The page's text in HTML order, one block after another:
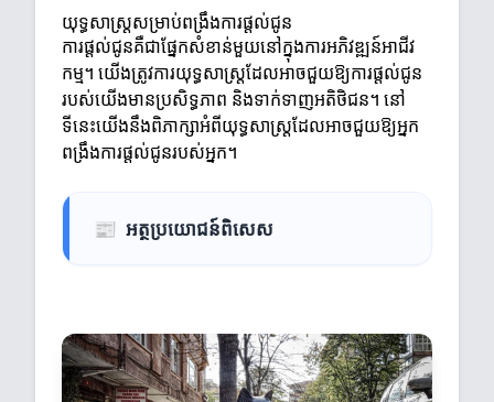
យុទ្ធសាស្ត្រសម្រាប់ពង្រឹងការផ្តល់ជូន
ការផ្តល់ជូនគឺជាផ្នែកសំខាន់មួយនៅក្នុងការអភិវឌ្ឍន៍អាជីវ
កម្ម។ យើងត្រូវការយុទ្ធសាស្ត្រដែលអាចជួយឱ្យការផ្តល់ជូន
របស់យើងមានប្រសិទ្ធភាព និងទាក់ទាញអតិថិជន។ នៅ
ទីនេះយើងនឹងពិភាក្សាអំពីយុទ្ធសាស្ត្រដែលអាចជួយឱ្យអ្នក
ពង្រឹងការផ្តល់ជូនរបស់អ្នក។
📰 អត្ថប្រយោជន៍ពិសេស